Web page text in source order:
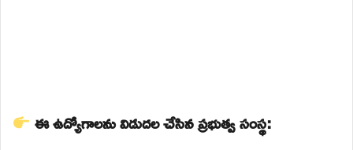
ఈ ఉద్యోగాలను విడుదల చేసిన ప్రభుత్వ సంస్థ: